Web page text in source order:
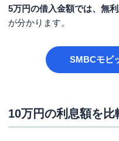
5万円の借入金額では、無
が分かります。
SMBCモビ
10万円の利息額を比